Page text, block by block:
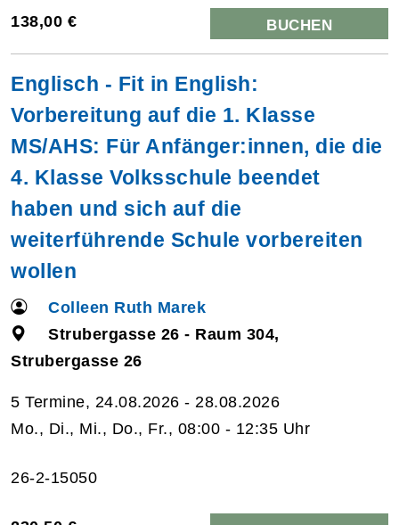
138,00 € BUCHEN
Englisch - Fit in English:
Vorbereitung auf die 1. Klasse
MS/AHS: Für Anfänger:innen, die die
4. Klasse Volksschule beendet
haben und sich auf die
weiterführende Schule vorbereiten
wollen
Colleen Ruth Marek
Strubergasse 26 - Raum 304,
Strubergasse 26
5 Termine, 24.08.2026 - 28.08.2026
Mo., Di., Mi., Do., Fr., 08:00 - 12:35 Uhr
26-2-15050